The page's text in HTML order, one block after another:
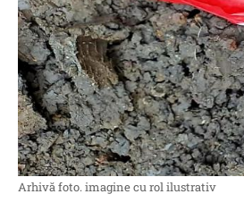
Arhivă foto. imagine cu rol ilustrativ